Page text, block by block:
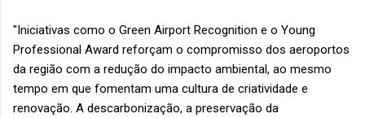
"Iniciativas como o Green Airport Recognition e o Young
Professional Award reforçam o compromisso dos aeroportos
da região com a redução do impacto ambiental, ao mesmo
tempo em que fomentam uma cultura de criatividade e
renovação. A descarbonização, a preservação da